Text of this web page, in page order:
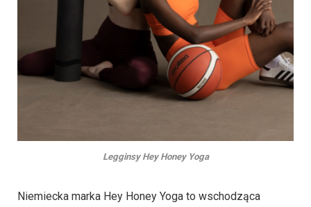
Legginsy Hey Honey Yoga
Niemiecka marka Hey Honey Yoga to wschodząca